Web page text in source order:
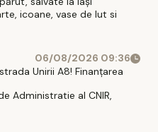
icoane, vase de lut si
06/08/2026 09:36
Unirii A8! Finanțarea
Administratie al CNIR,